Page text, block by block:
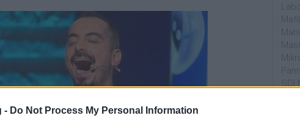
- Do Not Process My Personal Information
SDI